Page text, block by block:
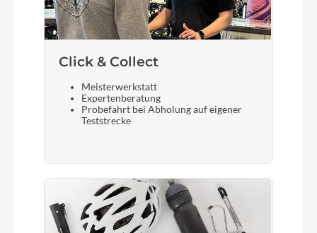
Click & Collect
Meisterwerkstatt
Expertenberatung
Probefahrt bei Abholung auf eigener
Teststrecke